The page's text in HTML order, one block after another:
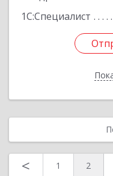
1С:Специалист
< 1 2